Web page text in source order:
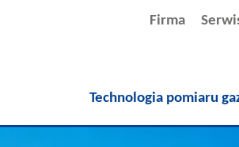
Firma
Technologia pomiaru